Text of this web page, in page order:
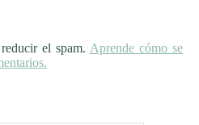
el spam. Aprende cómo se